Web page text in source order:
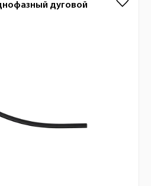
дуговой